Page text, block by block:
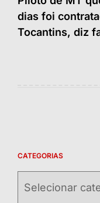
dias foi
Tocantins, diz
CATEGORIAS